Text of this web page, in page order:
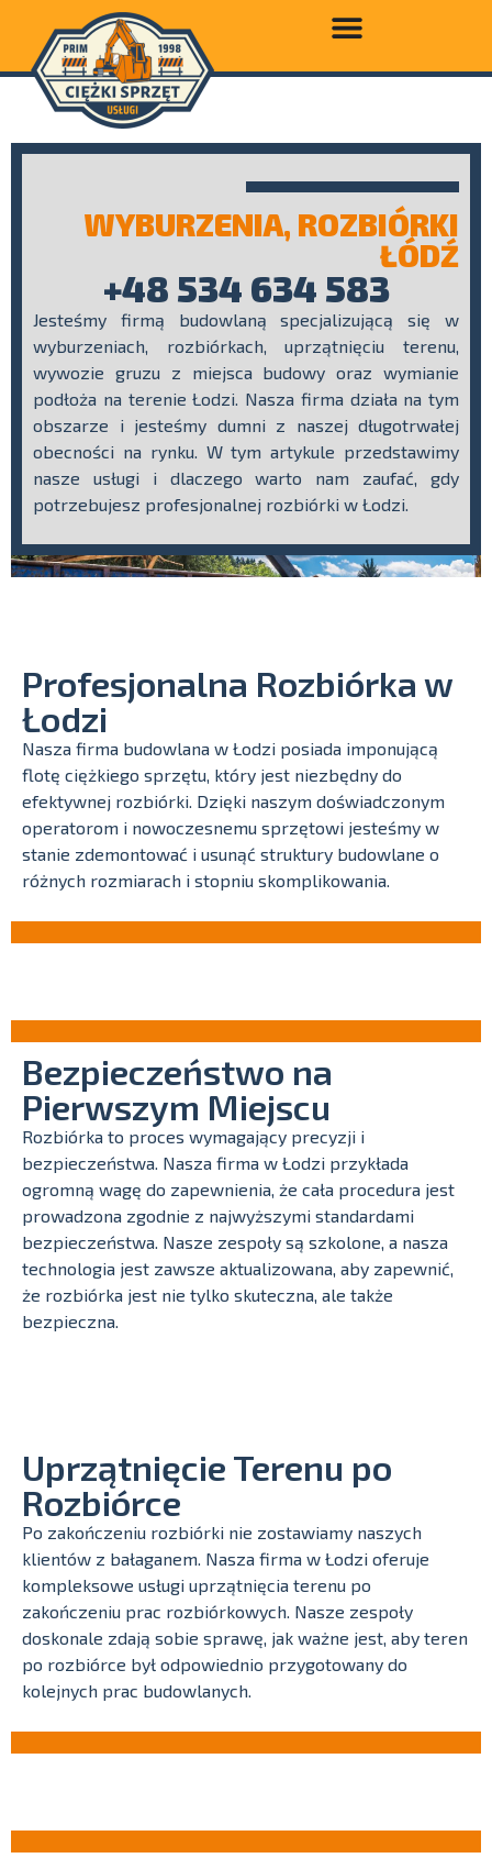
WYBURZENIA, ROZBIÓRKI
ŁÓDŹ
+48 534 634 583
Jesteśmy firmą budowlaną specjalizującą się w
wyburzeniach, rozbiórkach, uprzątnięciu terenu,
wywozie gruzu z miejsca budowy oraz wymianie
podłoża na terenie Łodzi. Nasza firma działa na tym
obszarze i jesteśmy dumni z naszej długotrwałej
obecności na rynku. W tym artykule przedstawimy
nasze usługi i dlaczego warto nam zaufać, gdy
potrzebujesz profesjonalnej rozbiórki w Łodzi.
Profesjonalna Rozbiórka w
Łodzi
Nasza firma budowlana w Łodzi posiada imponującą
flotę ciężkiego sprzętu, który jest niezbędny do
efektywnej rozbiórki. Dzięki naszym doświadczonym
operatorom i nowoczesnemu sprzętowi jesteśmy w
stanie zdemontować i usunąć struktury budowlane o
różnych rozmiarach i stopniu skomplikowania.
Bezpieczeństwo na
Pierwszym Miejscu
Rozbiórka to proces wymagający precyzji i
bezpieczeństwa. Nasza firma w Łodzi przykłada
ogromną wagę do zapewnienia, że cała procedura jest
prowadzona zgodnie z najwyższymi standardami
bezpieczeństwa. Nasze zespoły są szkolone, a nasza
technologia jest zawsze aktualizowana, aby zapewnić,
że rozbiórka jest nie tylko skuteczna, ale także
bezpieczna.
Uprzątnięcie Terenu po
Rozbiórce
Po zakończeniu rozbiórki nie zostawiamy naszych
klientów z bałaganem. Nasza firma w Łodzi oferuje
kompleksowe usługi uprzątnięcia terenu po
zakończeniu prac rozbiórkowych. Nasze zespoły
doskonale zdają sobie sprawę, jak ważne jest, aby teren
po rozbiórce był odpowiednio przygotowany do
kolejnych prac budowlanych.